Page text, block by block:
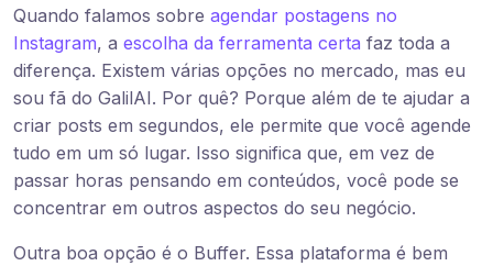
Quando falamos sobre agendar postagens no
Instagram, a escolha da ferramenta certa faz toda a
diferença. Existem várias opções no mercado, mas eu
sou fã do GalilAI. Por quê? Porque além de te ajudar a
criar posts em segundos, ele permite que você agende
tudo em um só lugar. Isso significa que, em vez de
passar horas pensando em conteúdos, você pode se
concentrar em outros aspectos do seu negócio.
Outra boa opção é o Buffer. Essa plataforma é bem